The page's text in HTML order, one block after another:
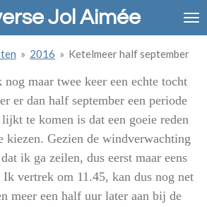
Jol Aimée
» 2016 » Ketelmeer half september
maar twee keer een echte tocht
er dan half september een periode
te komen is dat een goeie reden
kiezen. Gezien de windverwachting
ik ga zeilen, dus eerst maar eens
vertrek om 11.45, kan dus nog net
meer een half uur later aan bij de